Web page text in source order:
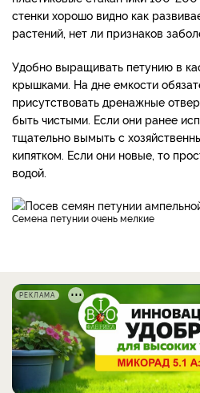
стенки хорошо видно как
растений, нет ли признаков
Удобно выращивать петунию в
крышками. На дне емкости
присутствовать дренажные
быть чистыми. Если они ранее
тщательно вымыть с
кипятком. Если они новые, то
водой.
Семена петунии очень мелкие
РЕКЛАМА